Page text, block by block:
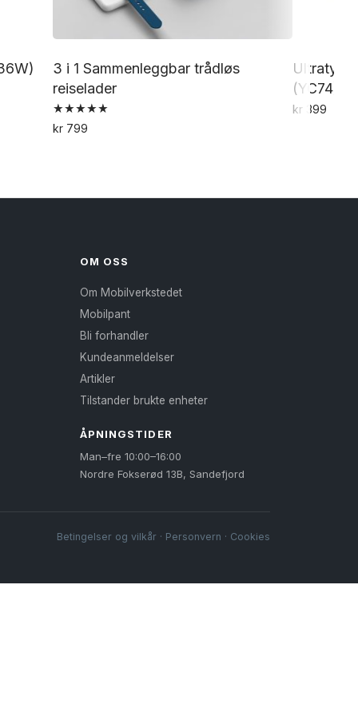
3 i 1 Sammenleggbar trådløs
reiselader
Vurdert
5.00
kr799
velges
produktsiden
Ultratynn
(YC74)
kr 399
OM OSS
Om Mobilverkstedet
Mobilpant
Bli forhandler
Kundeanmeldelser
Artikler
Tilstander brukte enheter
ÅPNINGSTIDER
Man–fre 10:00–16:00
Nordre Fokserød 13B, Sandefjord
Betingelser og vilkår · Personvern · Cookies